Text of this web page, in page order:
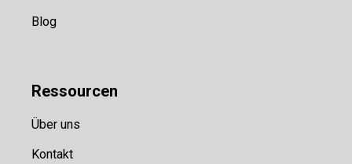
Blog
Ressourcen
Über uns
Kontakt